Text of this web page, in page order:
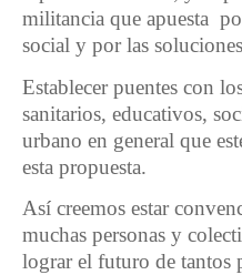
militancia que apuesta
social y por las
Establecer puentes con
sanitarios, educativos,
urbano en general que
esta propuesta.
Así creemos estar
muchas personas y
lograr el futuro de tantos